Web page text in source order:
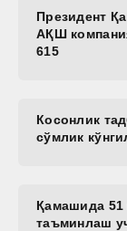
Президент
АҚШ
615
Косонлик
сўмлик
Қамашида
таъминлаш